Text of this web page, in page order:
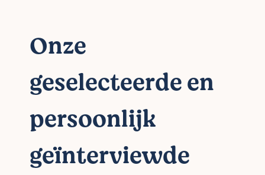
Onze
geselecteerde en
persoonlijk
geïnterviewde